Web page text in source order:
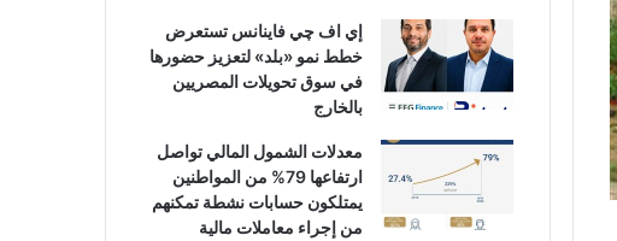
إي اف چي فاينانس تستعرض
خطط نمو «بلد» لتعزيز حضورها
في سوق تحويلات المصريين
بالخارج
معدلات الشمول المالي تواصل
ارتفاعها 79% من المواطنين
يمتلكون حسابات نشطة تمكنهم
من إجراء معاملات مالية